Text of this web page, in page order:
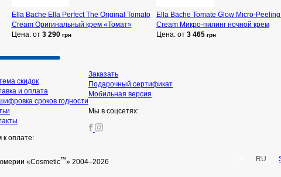
Ella Bache Ella Perfect The Original Tomato
Cream Оригинальный крем «Томат»
Цена: от 3 290 грн
Ella Bache Tomate Glow Micro-
Cream Микро-пилинг ночной крем
Цена: от 3 465 грн
скидок
и оплата
сроков годности
оплате:
Заказать
Подарочный сертификат
Мобильная версия
Мы в соцсетях:
«Cosmetic™» 2004–2026 RU